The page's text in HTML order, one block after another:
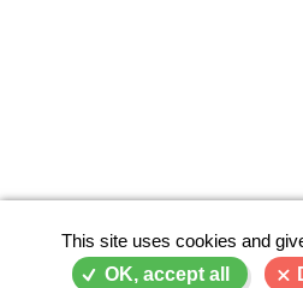
This site uses cookies and
OK, accept all